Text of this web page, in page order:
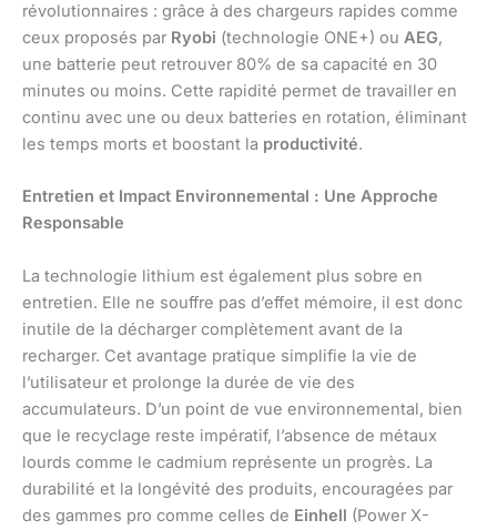
révolutionnaires : grâce à des chargeurs rapides comme
ceux proposés par Ryobi (technologie ONE+) ou AEG,
une batterie peut retrouver 80% de sa capacité en 30
minutes ou moins. Cette rapidité permet de travailler en
continu avec une ou deux batteries en rotation, éliminant
les temps morts et boostant la productivité.
Entretien et Impact Environnemental : Une Approche
Responsable
La technologie lithium est également plus sobre en
entretien. Elle ne souffre pas d’effet mémoire, il est donc
inutile de la décharger complètement avant de la
recharger. Cet avantage pratique simplifie la vie de
l’utilisateur et prolonge la durée de vie des
accumulateurs. D’un point de vue environnemental, bien
que le recyclage reste impératif, l’absence de métaux
lourds comme le cadmium représente un progrès. La
durabilité et la longévité des produits, encouragées par
des gammes pro comme celles de Einhell (Power X-